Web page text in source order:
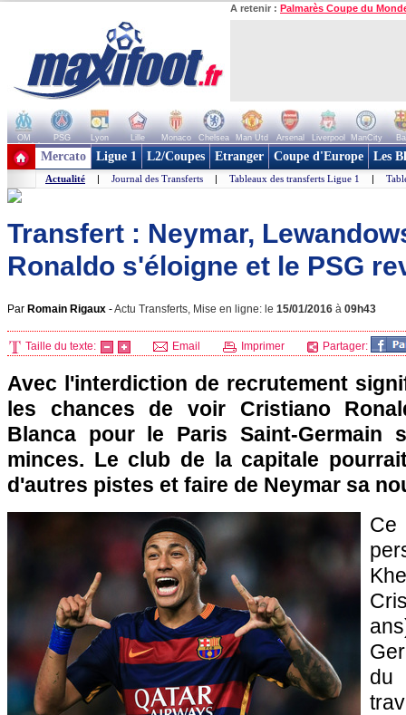
A retenir : Palmarès Coupe du
OM PSG Lyon Lille Monaco Chelsea Man Utd Arsenal Liverpool ManCity
+ de clubs
Mercato Ligue 1 L2/Coupes Etranger Coupe d'Europe Les
Actualité | Journal des Transferts | Tableaux des transferts Ligue 1 |
Transfert : Neymar,
Ronaldo s'éloigne et le PSG
Par Romain Rigaux -Actu Transferts, Mise en ligne: le 15/01/2016 à 09h43
Taille du texte: Email Imprimer Partager:
Avec l'interdiction de recrutement
les chances de voir Cristiano
Blanca pour le Paris Saint-Germain
minces. Le club de la capitale
d'autres pistes et faire de Neymar sa
Ce
du